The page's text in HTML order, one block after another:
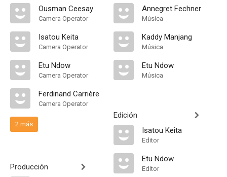
Ousman Ceesay
Camera Operator
Isatou Keita
Camera Operator
Etu Ndow
Camera Operator
Ferdinand Carrière
Camera Operator
2 más
Producción
Annegret Fechner
Música
Kaddy Manjang
Música
Etu Ndow
Música
Edición
Isatou Keita
Editor
Etu Ndow
Editor